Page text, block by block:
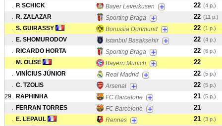
. P. SCHICK Bayer Leverkusen + 22 (4 p.)
. R. ZALAZAR Sporting Braga + 22 (11 p.)
. S. GUIRASSY Borussia Dortmund + 22 (1 p.)
. E. SHOMURODOV Istanbul Basaksehir + 22 (4 p.)
. RICARDO HORTA Sporting Braga + 22 (6 p.)
. M. OLISE Bayern Munich + 22
. VINÍCIUS JÚNIOR Real Madrid + 22 (5 p.)
. C. TZOLIS Arsenal + 22 (5 p.)
29. RAPHINHA FC Barcelone + 21 (5 p.)
. FERRAN TORRES FC Barcelone + 21
. E. LEPAUL Rennes + 21 (3 p.)